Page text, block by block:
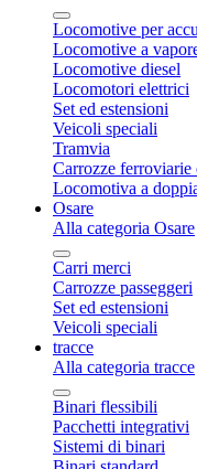
Locomotive per
Locomotive a
Locomotive diesel
Locomotori elettrici
Set ed estensioni
Veicoli speciali
Tramvia
Carrozze ferroviarie
Locomotiva a
Osare
Alla categoria Osare
Carri merci
Carrozze passeggeri
Set ed estensioni
Veicoli speciali
tracce
Alla categoria tracce
Binari flessibili
Pacchetti integrativi
Sistemi di binari